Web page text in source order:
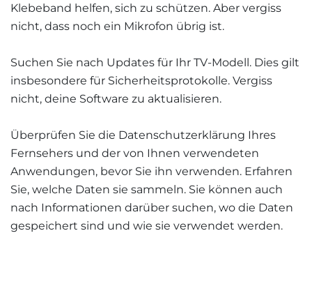
Klebeband helfen, sich zu schützen. Aber vergiss
nicht, dass noch ein Mikrofon übrig ist.
Suchen Sie nach Updates für Ihr TV-Modell. Dies gilt
insbesondere für Sicherheitsprotokolle. Vergiss
nicht, deine Software zu aktualisieren.
Überprüfen Sie die Datenschutzerklärung Ihres
Fernsehers und der von Ihnen verwendeten
Anwendungen, bevor Sie ihn verwenden. Erfahren
Sie, welche Daten sie sammeln. Sie können auch
nach Informationen darüber suchen, wo die Daten
gespeichert sind und wie sie verwendet werden.